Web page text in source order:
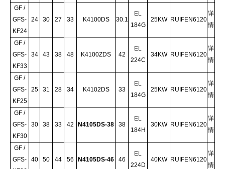
GF /
GFS-
KF24
24 30 27 33 K4100DS 30.1
EL
184G
25KW RUIFEN6120
详
情
GF /
GFS-
KF33
34 43 38 48 K4100ZDS 42
EL
224C
34KW RUIFEN6120
详
情
GF /
GFS-
KF25
25 31 28 34 K4102DS 33
EL
184G
25KW RUIFEN6120
详
情
GF /
GFS-
KF30
30 38 33 42 N4105DS-38 38
EL
184H
30KW RUIFEN6120
详
情
GF /
GFS-
40 50 44 56 N4105DS-46 46
EL
224D
40KW RUIFEN6120
详
情